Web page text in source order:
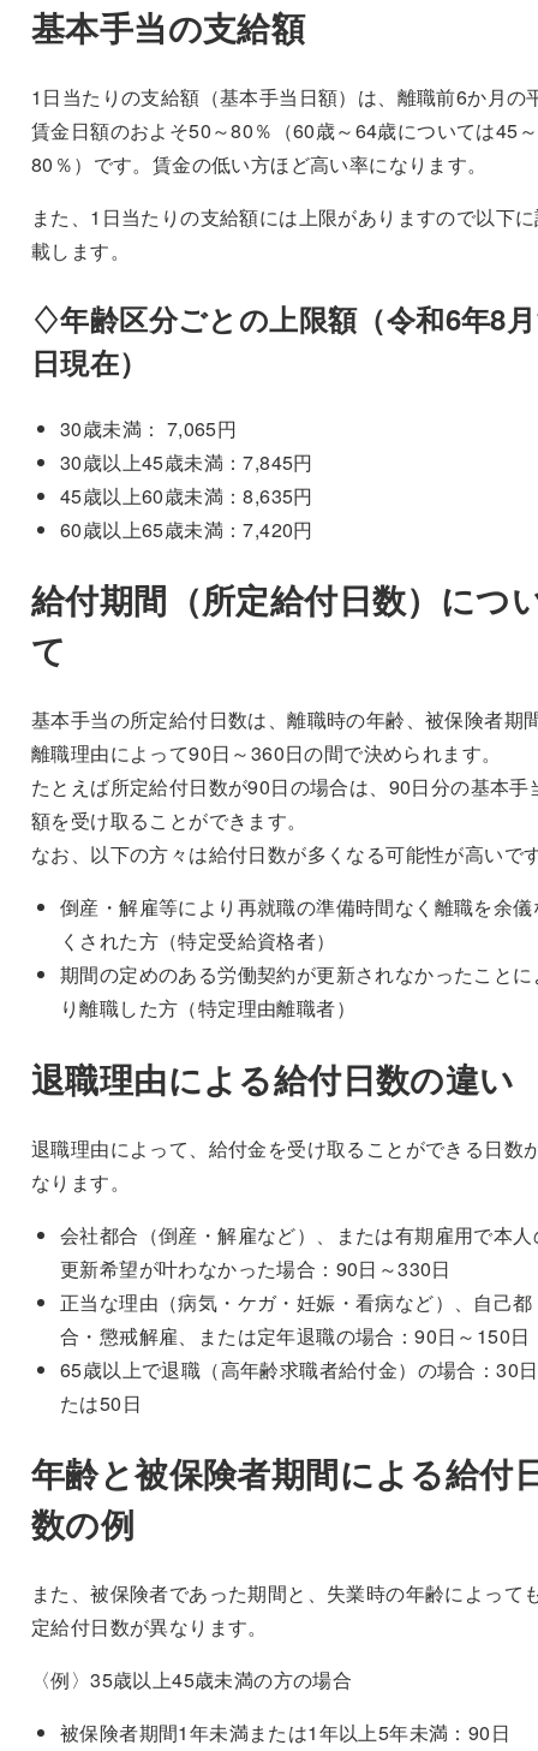
基本手当の支給額
1日当たりの支給額（基本手当日額）は、離職前6か月の
賃金日額のおよそ50～80％（60歳～64歳については45～
80％）です。賃金の低い方ほど高い率になります。
また、1日当たりの支給額には上限がありますので以下
載します。
♢年齢区分ごとの上限額（令和6年8
日現在）
30歳未満： 7,065円
30歳以上45歳未満：7,845円
45歳以上60歳未満：8,635円
60歳以上65歳未満：7,420円
給付期間（所定給付日数）につ
て
基本手当の所定給付日数は、離職時の年齢、被保険者期
離職理由によって90日～360日の間で決められます。
たとえば所定給付日数が90日の場合は、90日分の基本手
額を受け取ることができます。
なお、以下の方々は給付日数が多くなる可能性が高いで
倒産・解雇等により再就職の準備時間なく離職を余儀
くされた方（特定受給資格者）
期間の定めのある労働契約が更新されなかったことに
り離職した方（特定理由離職者）
退職理由による給付日数の違い
退職理由によって、給付金を受け取ることができる日数
なります。
会社都合（倒産・解雇など）、または有期雇用で本人
更新希望が叶わなかった場合：90日～330日
正当な理由（病気・ケガ・妊娠・看病など）、自己都
合・懲戒解雇、または定年退職の場合：90日～150日
65歳以上で退職（高年齢求職者給付金）の場合：30
たは50日
年齢と被保険者期間による給付
数の例
また、被保険者であった期間と、失業時の年齢によって
定給付日数が異なります。
〈例〉35歳以上45歳未満の方の場合
被保険者期間1年未満または1年以上5年未満：90日